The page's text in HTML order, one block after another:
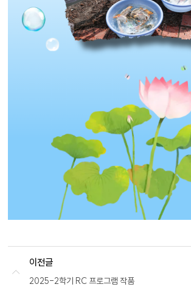
이전글
2025-2학기 RC 프로그램 작품